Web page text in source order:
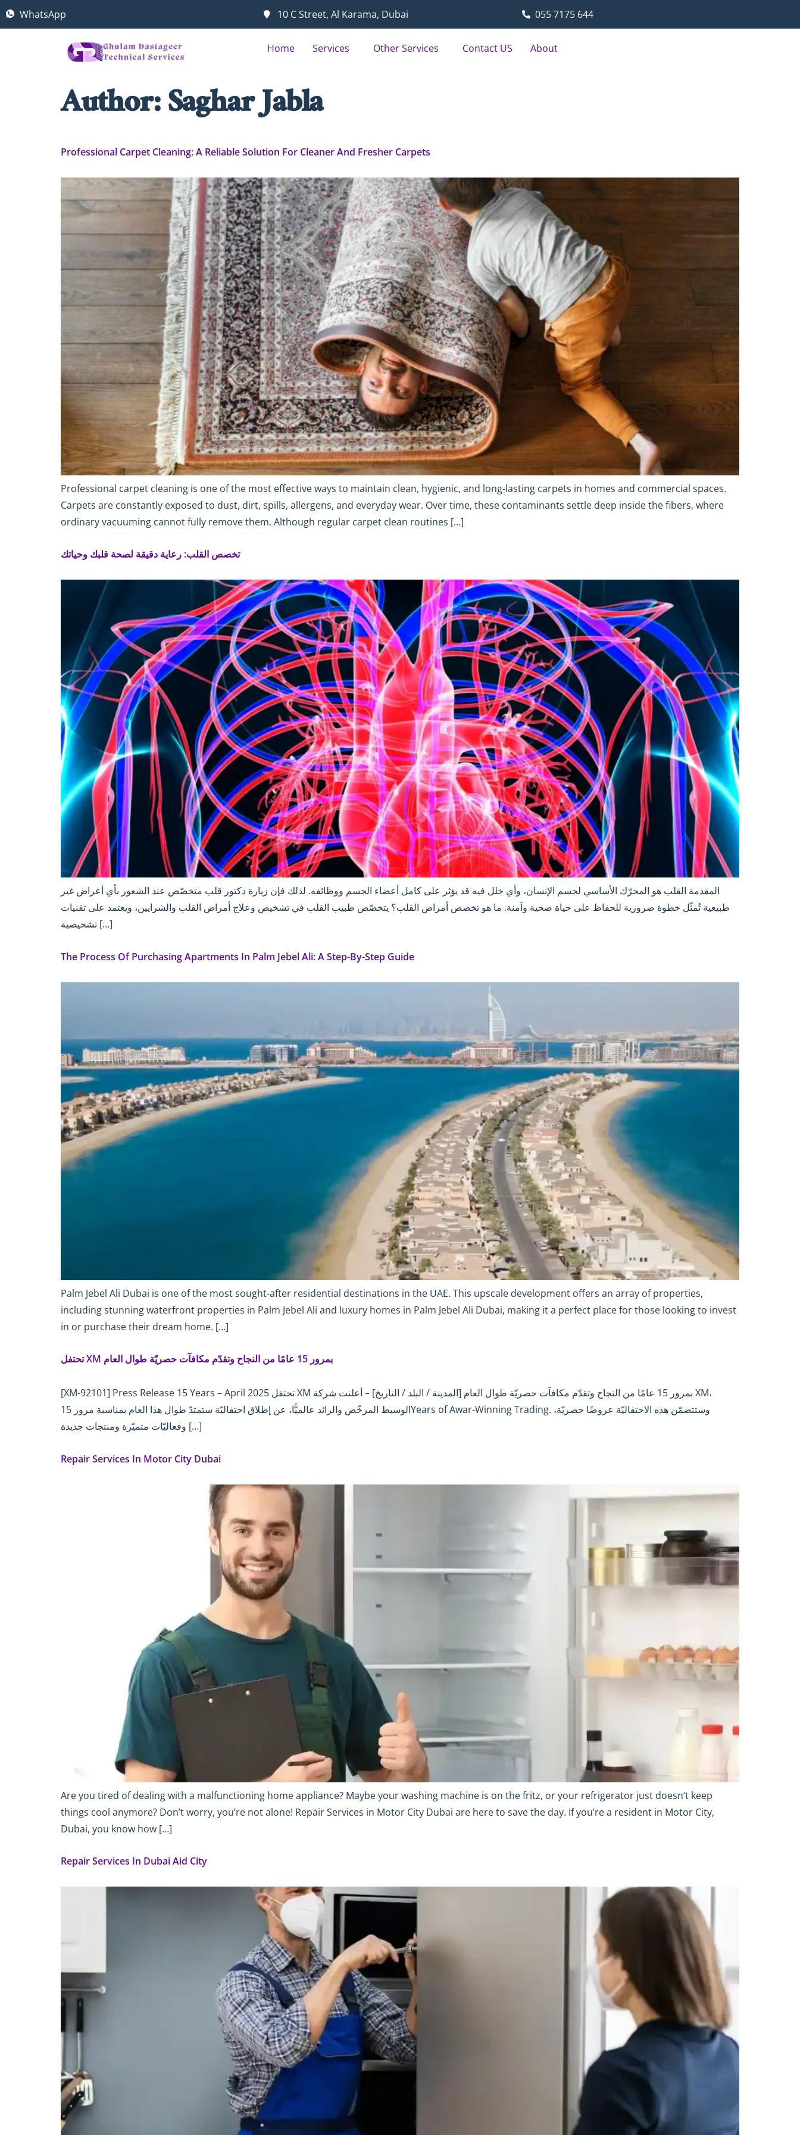
WhatsApp 10 C Street, Al Karama, Dubai 055 7175 644
Home Services Other Services Contact US About
Author:Saghar Jabla
Professional Carpet Cleaning: A Reliable Solution For Cleaner And Fresher Carpets
Professional carpet cleaning is one of the most effective ways to maintain clean, hygienic, and long-lasting carpets in homes and commercial spaces.
Carpets are constantly exposed to dust, dirt, spills, allergens, and everyday wear. Over time, these contaminants settle deep inside the fibers, where
ordinary vacuuming cannot fully remove them. Although regular carpet clean routines […]
تخصص القلب: رعاية دقيقة لصحة قلبك وحياتك
المقدمة القلب هو المحرّك الأساسي لجسم الإنسان، وأي خلل فيه قد يؤثر على كامل أعضاء الجسم ووظائفه. لذلك فإن زيارة دكتور قلب متخصّص عند الشعور بأي أعراض غير
طبيعية تُمثّل خطوة ضرورية للحفاظ على حياة صحية وآمنة. ما هو تخصص أمراض القلب؟ يتخصّص طبيب القلب في تشخيص وعلاج أمراض القلب والشرايين، ويعتمد على تقنيات
تشخيصية […]
The Process Of Purchasing Apartments In Palm Jebel Ali: A Step-By-Step Guide
Palm Jebel Ali Dubai is one of the most sought-after residential destinations in the UAE. This upscale development offers an array of properties,
including stunning waterfront properties in Palm Jebel Ali and luxury homes in Palm Jebel Ali Dubai, making it a perfect place for those looking to invest
in or purchase their dream home. […]
تحتفل XM بمرور 15 عامًا من النجاح وتقدّم مكافآت حصريّة طوال العام
[XM-92101] Press Release 15 Years – April 2025 تحتفل XM بمرور 15 عامًا من النجاح وتقدّم مكافآت حصريّة طوال العام [المدينة / البلد / التاريخ] – أعلنت شركة XM،
الوسيط المرخّص والرائد عالميًّا، عن إطلاق احتفاليّة ستمتدّ طوال هذا العام بمناسبة مرور 15Years of Awar-Winning Trading. وستتضمّن هذه الاحتفاليّة عروضًا حصريّة،
وفعاليّات متميّزة ومنتجات جديدة […]
Repair Services In Motor City Dubai
Are you tired of dealing with a malfunctioning home appliance? Maybe your washing machine is on the fritz, or your refrigerator just doesn’t keep
things cool anymore? Don’t worry, you’re not alone! Repair Services in Motor City Dubai are here to save the day. If you’re a resident in Motor City,
Dubai, you know how […]
Repair Services In Dubai Aid City